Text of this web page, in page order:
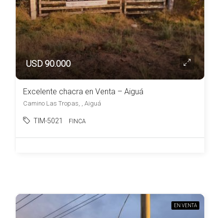
USD 90.000
Excelente chacra en Venta – Aiguá
Camino Las Tropas, , Aiguá
TIM-5021 FINCA
EN VENTA